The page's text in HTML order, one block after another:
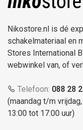
Nikostore.nl is dé
schakelmateriaal en
Stores International
webwinkel van, of
Telefoon: 088 28
(maandag t/m
13:00 tot 17:00 uur)